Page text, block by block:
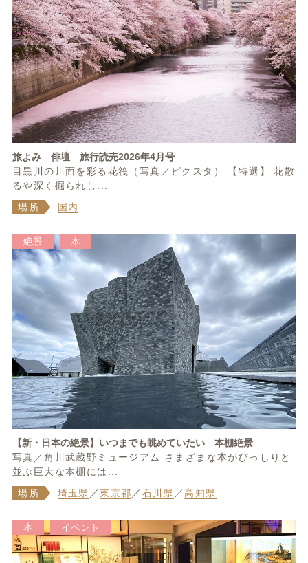
旅よみ 俳壇 旅行読売2026年4月号
目黒川の川面を彩る花筏（写真／ピクスタ） 【特選】 花散
るや深く掘られし...
場所
国内
絶景 本
【新・日本の絶景】いつまでも眺めていたい 本棚絶景
写真／角川武蔵野ミュージアム さまざまな本がびっしりと
並ぶ巨大な本棚には...
場所
埼玉県 ／東京都 ／ 石川県 ／高知県
本 イベント